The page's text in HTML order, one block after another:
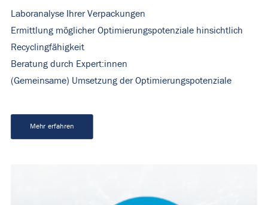
Laboranalyse Ihrer Verpackungen
Ermittlung möglicher Optimierungspotenziale hinsichtlich
Recyclingfähigkeit
Beratung durch Expert:innen
(Gemeinsame) Umsetzung der Optimierungspotenziale
Mehr erfahren